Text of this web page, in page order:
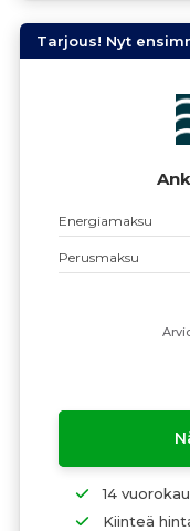
Tarjous! Nyt
Energiamaksu
Perusmaksu
14
Kiinteä